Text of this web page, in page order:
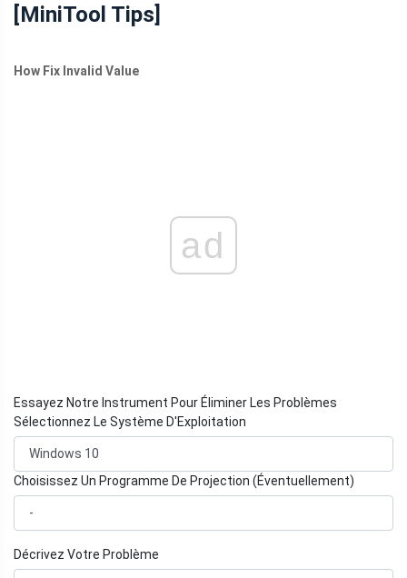
[MiniTool Tips]
How Fix Invalid Value
ad
Essayez Notre Instrument Pour Éliminer Les Problèmes
Sélectionnez Le Système D'Exploitation
Choisissez Un Programme De Projection (Éventuellement)
Décrivez Votre Problème